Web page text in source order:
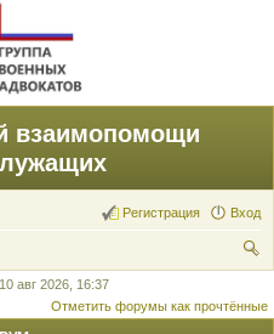
взаимопомощи
Вход
Регистрация
ск
авг 2026, 16:37
Отметить форумы как прочтённые